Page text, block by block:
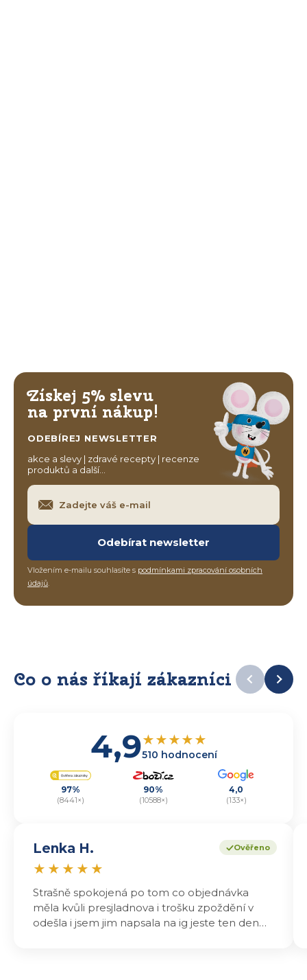
Získej 5% slevu
na první nákup!
ODEBÍREJ NEWSLETTER
akce a slevy | zdravé recepty | recenze
produktů a další…
Odebírat newsletter
Vložením e-mailu souhlasíte s podmínkami zpracování osobních
údajů.
Co o nás říkají zákazníci
4,9★★★★★
510 hodnocení
97%
(8441×)
90%
(10588×)
4,0
(133×)
Ověřeno
Lenka H.
★ ★ ★ ★ ★
Strašně spokojená po tom co objednávka
měla kvůli presjladnova i trošku zpoždění v
odešla i jsem jim napsala na ig jeste ten den